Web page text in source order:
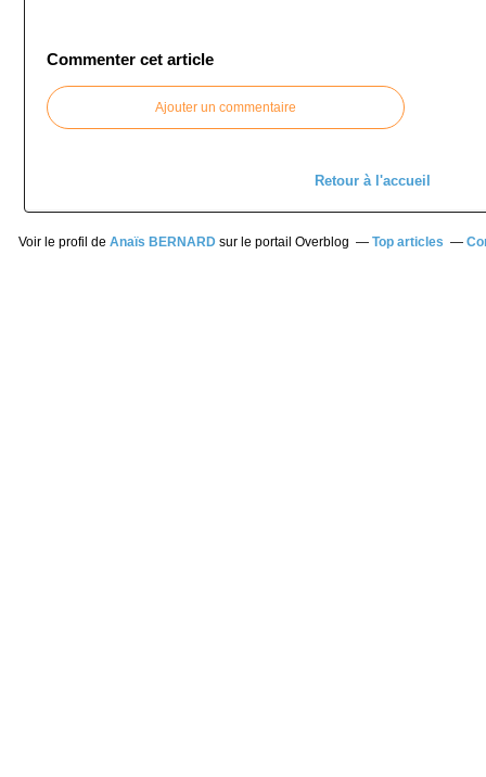
Commenter cet article
Ajouter un commentaire
Retour à l'accueil
Voir le profil de Anaïs BERNARDsur le portail Overblog Top articles